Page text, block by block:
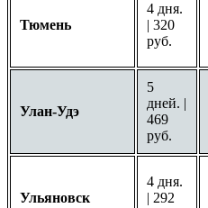
Тюмень
4 дня.
| 320
руб.
Улан-Удэ
5
дней. |
469
руб.
Ульяновск
4 дня.
| 292